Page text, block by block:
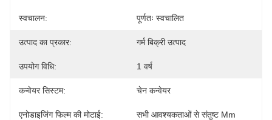
स्वचालन: पूर्णतः स्वचालित
उत्पाद का प्रकार: गर्म बिक्री उत्पाद
उपयोग विधि: 1 वर्ष
कन्वेयर सिस्टम: चेन कन्वेयर
एनोडाइजिंग फिल्म की मोटाई: सभी आवश्यकताओं से संतुष्ट Μm